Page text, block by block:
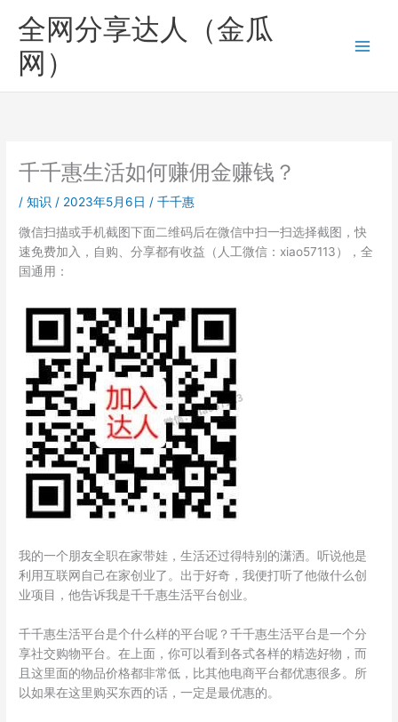
全网分享达人（金瓜
网）
千千惠生活如何赚佣金赚钱？
/知识 / 2023年5月6日 /千千惠
微信扫描或手机截图下面二维码后在微信中扫一扫选择截图，快
速免费加入，自购、分享都有收益（人工微信：xiao57113），全
国通用：
我的一个朋友全职在家带娃，生活还过得特别的潇洒。听说他是
利用互联网自己在家创业了。出于好奇，我便打听了他做什么创
业项目，他告诉我是千千惠生活平台创业。
千千惠生活平台是个什么样的平台呢？千千惠生活平台是一个分
享社交购物平台。在上面，你可以看到各式各样的精选好物，而
且这里面的物品价格都非常低，比其他电商平台都优惠很多。所
以如果在这里购买东西的话，一定是最优惠的。